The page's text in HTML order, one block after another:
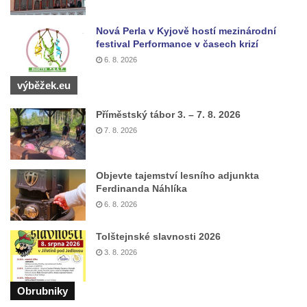
Kenotaf Franze Ruseho na hřbitově v
Teplicích nad Metují
Pomník obětem 2. světové války na hřbitově
v Teplicích nad Metují
Hrob Waltera Hilleho na hřbitově ve Vlčí
Hoře
Kenotaf Oskara Ringelhana na hřbitově v
Benešově nad Ploučnicí
Kenotaf Augusta Michela na hřbitově v
Benešově nad Ploučnicí
Hrob Šumových na hřbitově v Benešově
Hrob Theodora Sommera na hřbitově v
Benešově nad Ploučnicí
Hrob Wendelina Janiche na hřbitově v
Benešově nad Ploučnicí
Nová Perla v Kyjově hostí mezinárodní
festival Performance v časech krizí
6. 8. 2026
výběžek.eu
Příměstský tábor 3. – 7. 8. 2026
7. 8. 2026
Objevte tajemství lesního adjunkta
Ferdinanda Náhlíka
6. 8. 2026
Tolštejnské slavnosti 2026
3. 8. 2026
Obrubniky